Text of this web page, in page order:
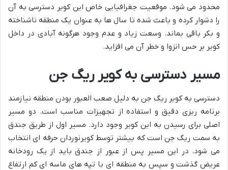
محدود می شود. موقعیت جغرافیایی خاص این کویر دسترسی به آن
را دشوار کرده و باعث شده تا سال ها به عنوان یک منطقه ناشناخته
و بکر باقی بماند. وسعت زیاد و عدم وجود هرگونه آبادی در داخل
کویر بر حس انزوا و خطر آن می افزاید.
مسیر دسترسی به کویر ریگ جن
دسترسی به کویر ریگ جن به دلیل صعب العبور بودن منطقه نیازمند
برنامه ریزی دقیق و استفاده از تجهیزات مناسب است. دو مسیر
اصلی برای رسیدن به این کویر وجود دارد. مسیر اول از طریق جندق
به سمت ریگ جن است که بیشتر توسط کویرنوردان حرفه ای انتخاب
می شود. در این مسیر پس از عبور از جندق باید از یک رودخانه
عریض گذشت و سپس به منطقه ای با تپه های ماسه ای کم ارتفاع